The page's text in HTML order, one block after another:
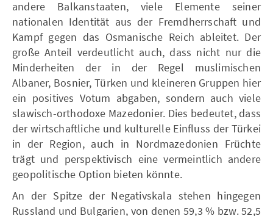
andere Balkanstaaten, viele Elemente seiner
nationalen Identität aus der Fremdherrschaft und
Kampf gegen das Osmanische Reich ableitet. Der
große Anteil verdeutlicht auch, dass nicht nur die
Minderheiten der in der Regel muslimischen
Albaner, Bosnier, Türken und kleineren Gruppen hier
ein positives Votum abgaben, sondern auch viele
slawisch-orthodoxe Mazedonier. Dies bedeutet, dass
der wirtschaftliche und kulturelle Einfluss der Türkei
in der Region, auch in Nordmazedonien Früchte
trägt und perspektivisch eine vermeintlich andere
geopolitische Option bieten könnte.
An der Spitze der Negativskala stehen hingegen
Russland und Bulgarien, von denen 59,3 % bzw. 52,5